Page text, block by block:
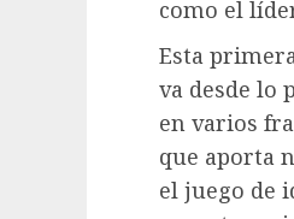
como el
Esta
va desde lo
en varios
que aporta
el juego de